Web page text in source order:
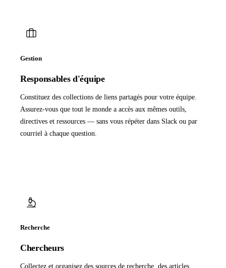
Gestion
Responsables d'équipe
Constituez des collections de liens partagés pour votre équipe.
Assurez-vous que tout le monde a accès aux mêmes outils,
directives et ressources — sans vous répéter dans Slack ou par
courriel à chaque question.
Recherche
Chercheurs
Collectez et organisez des sources de recherche, des articles